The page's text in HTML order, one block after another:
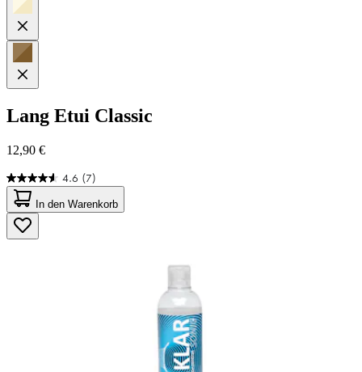
Lang Etui Classic
12,90 €
4.6 (7)
4.6
von
5
Sternen.
7
In den Warenkorb